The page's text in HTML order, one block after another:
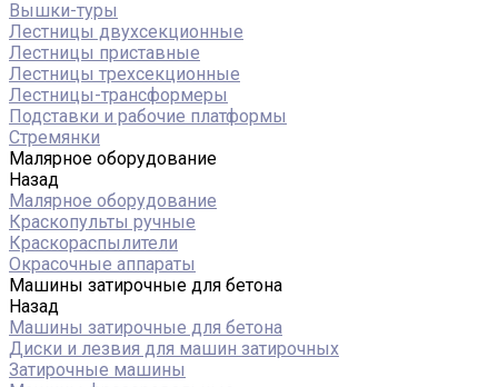
Вышки-туры
Лестницы двухсекционные
Лестницы приставные
Лестницы трехсекционные
Лестницы-трансформеры
Подставки и рабочие платформы
Стремянки
Малярное оборудование
Назад
Малярное оборудование
Краскопульты ручные
Краскораспылители
Окрасочные аппараты
Машины затирочные для бетона
Назад
Машины затирочные для бетона
Диски и лезвия для машин затирочных
Затирочные машины